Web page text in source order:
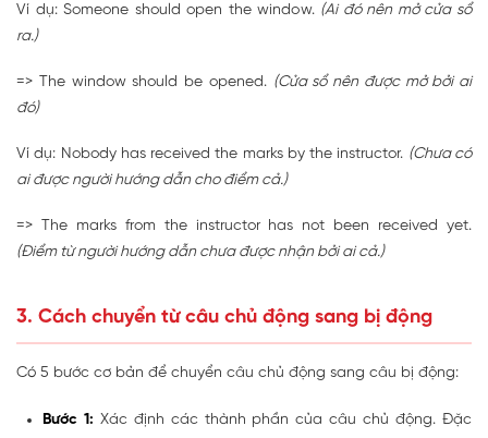
Ví dụ: Someone should open the window. (Ai đó nên mở cửa sổ
ra.)
=> The window should be opened. (Cửa sổ nên được mở bởi ai
đó)
Ví dụ: Nobody has received the marks by the instructor. (Chưa có
ai được người hướng dẫn cho điểm cả.)
=> The marks from the instructor has not been received yet.
(Điểm từ người hướng dẫn chưa được nhận bởi ai cả.)
3. Cách chuyển từ câu chủ động sang bị động
Có 5 bước cơ bản để chuyển câu chủ động sang câu bị động:
Bước 1: Xác định các thành phần của câu chủ động. Đặc